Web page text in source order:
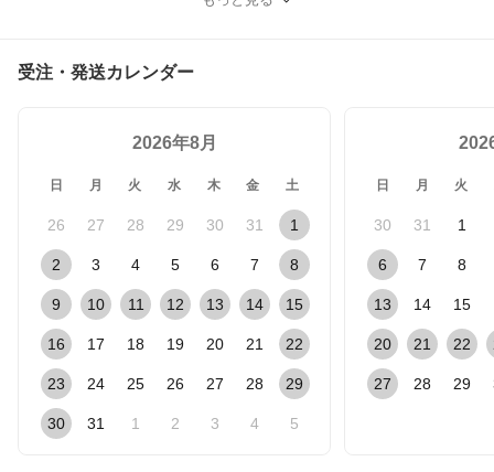
受注・発送カレンダー
2026年8月
日 月 火 水 木 金 土
26 27 28 29 30 31 1
2 3 4 5 6 7 8
9 10 11 12 13 14 15
16 17 18 19 20 21 22
23 24 25 26 27 28 29
30 31 1 2 3 4 5
日 月 火
30 31 1
6 7 8
13 14 15
20 21 22
27 28 29